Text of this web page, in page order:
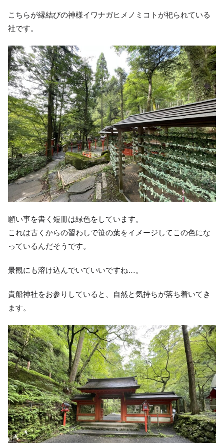
こちらが縁結びの神様イワナガヒメノミコトが祀られている
社です。
願い事を書く短冊は緑色をしています。
これは古くからの習わしで笹の葉をイメージしてこの色にな
っているんだそうです。
景観にも溶け込んでいていいですね…。
貴船神社をお参りしていると、自然と気持ちが落ち着いてき
ます。